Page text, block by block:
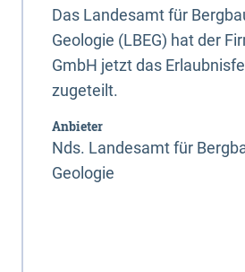
Das Landesamt für
Geologie (LBEG) hat der
GmbH jetzt das
zugeteilt.
Anbieter
Nds. Landesamt für
Geologie